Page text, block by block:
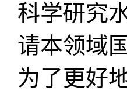
科学研究
请本领域
为了更好